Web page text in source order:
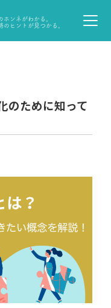
ホンネがわかる。
のヒントが見つかる。
のために知って